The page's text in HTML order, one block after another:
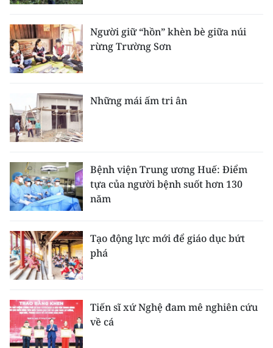
Người giữ “hồn” khèn bè giữa núi
rừng Trường Sơn
Những mái ấm tri ân
Bệnh viện Trung ương Huế: Điểm
tựa của người bệnh suốt hơn 130
năm
Tạo động lực mới để giáo dục bứt
phá
Tiến sĩ xứ Nghệ đam mê nghiên cứu
về cá